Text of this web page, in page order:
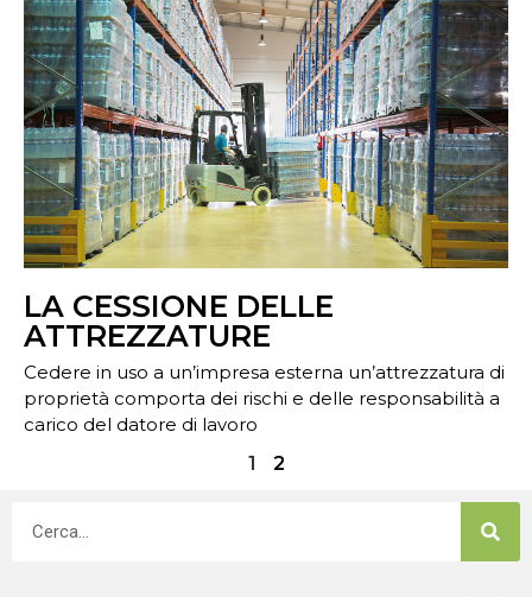
LA CESSIONE DELLE
ATTREZZATURE
Cedere in uso a un’impresa esterna un’attrezzatura di
proprietà comporta dei rischi e delle responsabilità a
carico del datore di lavoro
1
2